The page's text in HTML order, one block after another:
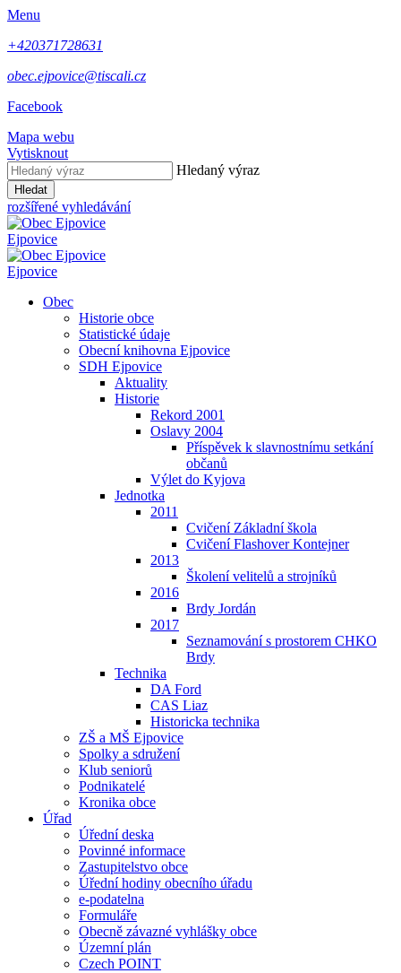
Menu
+420371728631
obec.ejpovice@tiscali.cz
Facebook
Mapa webu
Vytisknout
Hledaný výraz
Hledat
rozšířené vyhledávání
Ejpovice
Ejpovice
Obec
Historie obce
Statistické údaje
Obecní knihovna Ejpovice
SDH Ejpovice
Aktuality
Historie
Rekord 2001
Oslavy 2004
Příspěvek k slavnostnímu setkání
občanů
Výlet do Kyjova
Jednotka
2011
Cvičení Základní škola
Cvičení Flashover Kontejner
2013
Školení velitelů a strojníků
2016
Brdy Jordán
2017
Seznamování s prostorem CHKO
Brdy
Technika
DA Ford
CAS Liaz
Historicka technika
ZŠ a MŠ Ejpovice
Spolky a sdružení
Klub seniorů
Podnikatelé
Kronika obce
Úřad
Úřední deska
Povinné informace
Zastupitelstvo obce
Úřední hodiny obecního úřadu
e-podatelna
Formuláře
Obecně závazné vyhlášky obce
Územní plán
Czech POINT